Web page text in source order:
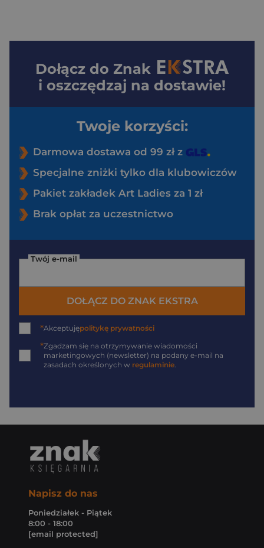
Dołącz do Znak
i oszczędzaj na dostawie!
Twoje korzyści:
Darmowa dostawa od 99 zł z
Specjalne zniżki tylko dla klubowiczów
Pakiet zakładek Art Ladies za 1 zł
Brak opłat za uczestnictwo
Twój e-mail
DOŁĄCZ DO ZNAK EKSTRA
*Akceptujępolitykę prywatności
*Zgadzam się na otrzymywanie wiadomości
marketingowych (newsletter) na podany e-mail na
zasadach określonych w regulaminie.
Napisz do nas
Poniedziałek - Piątek
8:00 - 18:00
[email protected]